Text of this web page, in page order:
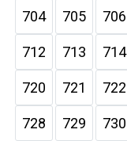
704 705 706
712 713 714
720 721 722
728 729 730